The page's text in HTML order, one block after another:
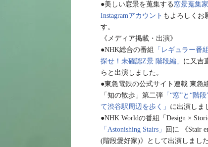
●美しい窓景を蒐集する 窓景蒐集
Instagramアカウント もよろしくお
す。
《メディア掲載・出演》
●NHK総合の番組
「レギュラー番
探せ！未確認Z景 階段編」 に又吉
らと出演しました。
●東急電鉄の公式サイト連載 東急
「知の散歩」第二弾「“窓”と“階
て渋谷駅周辺を歩く」 に出演しま
●NHK Worldの番組「Design ×
「Astonishing Stairs」
回に 《Stair
(階段愛好家)》として出演しました